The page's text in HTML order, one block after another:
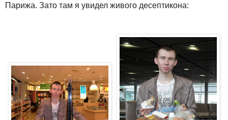
Парижа. Зато там я увидел живого десептикона: